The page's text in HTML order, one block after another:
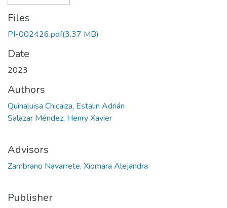
Files
PI-002426.pdf(3.37 MB)
Date
2023
Authors
Quinaluisa Chicaiza, Estalin Adrián
Salazar Méndez, Henry Xavier
Advisors
Zambrano Navarrete, Xiomara Alejandra
Publisher